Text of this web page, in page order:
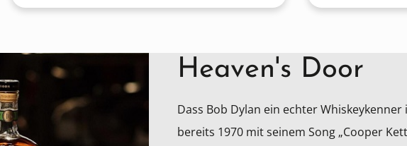
Heaven's Door
Dass Bob Dylan ein echter Whiskeykenner
bereits 1970 mit seinem Song „Cooper